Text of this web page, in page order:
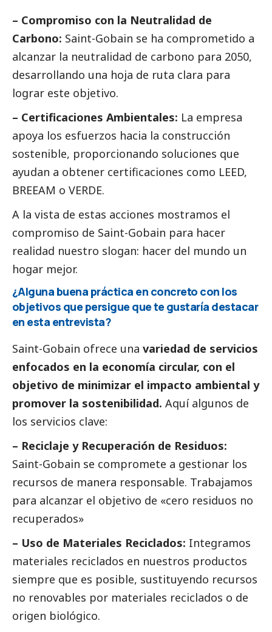
– Compromiso con la Neutralidad de
Carbono: Saint-Gobain se ha comprometido a
alcanzar la neutralidad de carbono para 2050,
desarrollando una hoja de ruta clara para
lograr este objetivo.
– Certificaciones Ambientales: La empresa
apoya los esfuerzos hacia la construcción
sostenible, proporcionando soluciones que
ayudan a obtener certificaciones como LEED,
BREEAM o VERDE.
A la vista de estas acciones mostramos el
compromiso de Saint-Gobain para hacer
realidad nuestro slogan: hacer del mundo un
hogar mejor.
¿Alguna buena práctica en concreto con los
objetivos que persigue que te gustaría destacar
en esta entrevista?
Saint-Gobain ofrece una variedad de servicios
enfocados en la economía circular, con el
objetivo de minimizar el impacto ambiental y
promover la sostenibilidad. Aquí algunos de
los servicios clave:
– Reciclaje y Recuperación de Residuos:
Saint-Gobain se compromete a gestionar los
recursos de manera responsable. Trabajamos
para alcanzar el objetivo de «cero residuos no
recuperados»
– Uso de Materiales Reciclados: Integramos
materiales reciclados en nuestros productos
siempre que es posible, sustituyendo recursos
no renovables por materiales reciclados o de
origen biológico.